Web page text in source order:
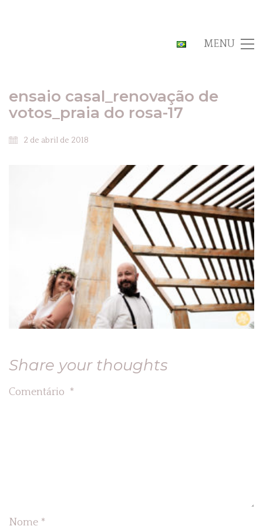
MENU
ensaio casal_renovação de
votos_praia do rosa-17
2 de abril de 2018
Share your thoughts
Comentário *
Nome *